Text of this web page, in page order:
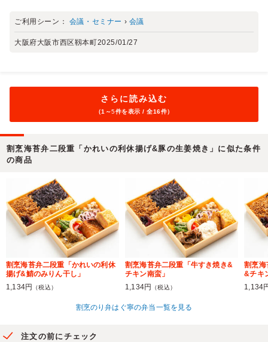
ご利用シーン： 会議・セミナー › 会議
大阪府大阪市西区靱本町2025/01/27
さらに読み込む
（1～5件を表示 / 全16件）
割烹海苔弁二段重「かれいの利休揚げ&豚の生姜焼き」に似た条件
の商品
割烹海苔弁二段重「かれいの利休
揚げ&鯖のみりん干し」
1,134円
（税込）
割烹海苔弁二段重「牛すき焼き&
チキン南蛮」
1,134円
（税込）
割烹海
&チキ
1,134
割烹のり弁はぐ寧の弁当一覧を見る
注文の前にチェック